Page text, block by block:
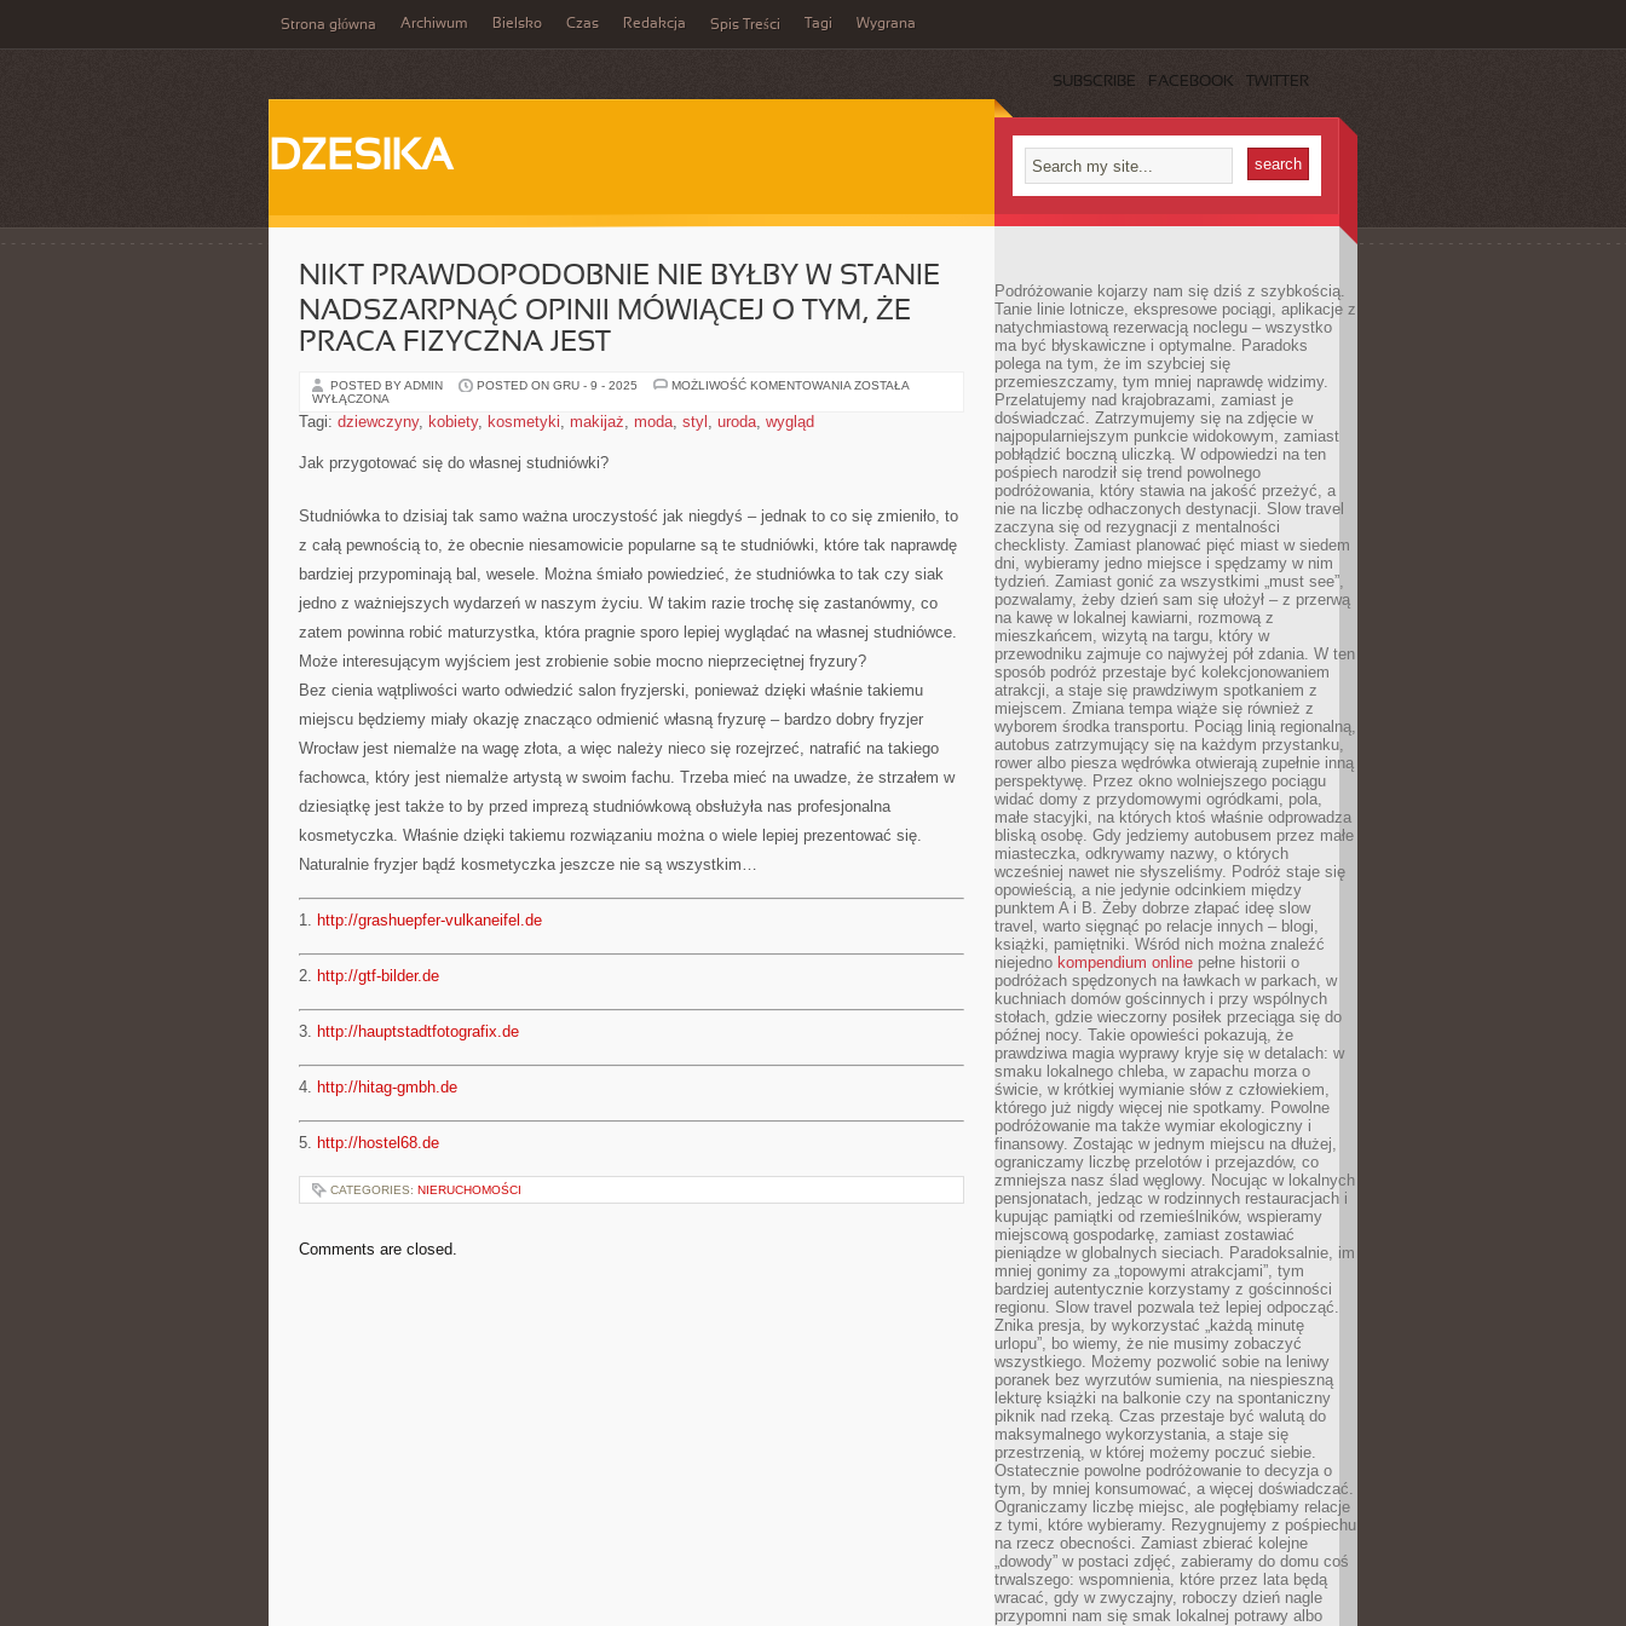
Strona główna Archiwum Bielsko Czas Redakcja Spis Treści Tagi Wygrana
SUBSCRIBE FACEBOOK TWITTER
DZESIKA
NIKT PRAWDOPODOBNIE NIE BYŁBY W STANIE
NADSZARPNĄĆ OPINII MÓWIĄCEJ O TYM, ŻE
PRACA FIZYCZNA JEST
POSTED BY ADMIN POSTED ON GRU - 9 - 2025 MOŻLIWOŚĆ KOMENTOWANIA NIKT
TYM,
PRACA
FIZYCZNA
JEST
ZOSTAŁA
WYŁĄCZONA
Tagi: dziewczyny, kobiety, kosmetyki, makijaż, moda, styl , uroda, wygląd
Jak przygotować się do własnej studniówki?
Studniówka to dzisiaj tak samo ważna uroczystość jak niegdyś – jednak to co się zmieniło, to
z całą pewnością to, że obecnie niesamowicie popularne są te studniówki, które tak naprawdę
bardziej przypominają bal, wesele. Można śmiało powiedzieć, że studniówka to tak czy siak
jedno z ważniejszych wydarzeń w naszym życiu. W takim razie trochę się zastanówmy, co
zatem powinna robić maturzystka, która pragnie sporo lepiej wyglądać na własnej studniówce.
Może interesującym wyjściem jest zrobienie sobie mocno nieprzeciętnej fryzury?
Bez cienia wątpliwości warto odwiedzić salon fryzjerski, ponieważ dzięki właśnie takiemu
miejscu będziemy miały okazję znacząco odmienić własną fryzurę – bardzo dobry fryzjer
Wrocław jest niemalże na wagę złota, a więc należy nieco się rozejrzeć, natrafić na takiego
fachowca, który jest niemalże artystą w swoim fachu. Trzeba mieć na uwadze, że strzałem w
dziesiątkę jest także to by przed imprezą studniówkową obsłużyła nas profesjonalna
kosmetyczka. Właśnie dzięki takiemu rozwiązaniu można o wiele lepiej prezentować się.
Naturalnie fryzjer bądź kosmetyczka jeszcze nie są wszystkim…
1. http://grashuepfer-vulkaneifel.de
2. http://gtf-bilder.de
3. http://hauptstadtfotografix.de
4. http://hitag-gmbh.de
5. http://hostel68.de
CATEGORIES: NIERUCHOMOŚCI
Comments are closed.
Podróżowanie kojarzy nam się dziś z szybkością.
Tanie linie lotnicze, ekspresowe pociągi, aplikacje z
natychmiastową rezerwacją noclegu – wszystko
ma być błyskawiczne i optymalne. Paradoks
polega na tym, że im szybciej się
przemieszczamy, tym mniej naprawdę widzimy.
Przelatujemy nad krajobrazami, zamiast je
doświadczać. Zatrzymujemy się na zdjęcie w
najpopularniejszym punkcie widokowym, zamiast
pobłądzić boczną uliczką. W odpowiedzi na ten
pośpiech narodził się trend powolnego
podróżowania, który stawia na jakość przeżyć, a
nie na liczbę odhaczonych destynacji. Slow travel
zaczyna się od rezygnacji z mentalności
checklisty. Zamiast planować pięć miast w siedem
dni, wybieramy jedno miejsce i spędzamy w nim
tydzień. Zamiast gonić za wszystkimi „must see”,
pozwalamy, żeby dzień sam się ułożył – z przerwą
na kawę w lokalnej kawiarni, rozmową z
mieszkańcem, wizytą na targu, który w
przewodniku zajmuje co najwyżej pół zdania. W ten
sposób podróż przestaje być kolekcjonowaniem
atrakcji, a staje się prawdziwym spotkaniem z
miejscem. Zmiana tempa wiąże się również z
wyborem środka transportu. Pociąg linią regionalną,
autobus zatrzymujący się na każdym przystanku,
rower albo piesza wędrówka otwierają zupełnie inną
perspektywę. Przez okno wolniejszego pociągu
widać domy z przydomowymi ogródkami, pola,
małe stacyjki, na których ktoś właśnie odprowadza
bliską osobę. Gdy jedziemy autobusem przez małe
miasteczka, odkrywamy nazwy, o których
wcześniej nawet nie słyszeliśmy. Podróż staje się
opowieścią, a nie jedynie odcinkiem między
punktem A i B. Żeby dobrze złapać ideę slow
travel, warto sięgnąć po relacje innych – blogi,
książki, pamiętniki. Wśród nich można znaleźć
niejedno kompendium online pełne historii o
podróżach spędzonych na ławkach w parkach, w
kuchniach domów gościnnych i przy wspólnych
stołach, gdzie wieczorny posiłek przeciąga się do
późnej nocy. Takie opowieści pokazują, że
prawdziwa magia wyprawy kryje się w detalach: w
smaku lokalnego chleba, w zapachu morza o
świcie, w krótkiej wymianie słów z człowiekiem,
którego już nigdy więcej nie spotkamy. Powolne
podróżowanie ma także wymiar ekologiczny i
finansowy. Zostając w jednym miejscu na dłużej,
ograniczamy liczbę przelotów i przejazdów, co
zmniejsza nasz ślad węglowy. Nocując w lokalnych
pensjonatach, jedząc w rodzinnych restauracjach i
kupując pamiątki od rzemieślników, wspieramy
miejscową gospodarkę, zamiast zostawiać
pieniądze w globalnych sieciach. Paradoksalnie, im
mniej gonimy za „topowymi atrakcjami”, tym
bardziej autentycznie korzystamy z gościnności
regionu. Slow travel pozwala też lepiej odpocząć.
Znika presja, by wykorzystać „każdą minutę
urlopu”, bo wiemy, że nie musimy zobaczyć
wszystkiego. Możemy pozwolić sobie na leniwy
poranek bez wyrzutów sumienia, na niespieszną
lekturę książki na balkonie czy na spontaniczny
piknik nad rzeką. Czas przestaje być walutą do
maksymalnego wykorzystania, a staje się
przestrzenią, w której możemy poczuć siebie.
Ostatecznie powolne podróżowanie to decyzja o
tym, by mniej konsumować, a więcej doświadczać.
Ograniczamy liczbę miejsc, ale pogłębiamy relacje
z tymi, które wybieramy. Rezygnujemy z pośpiechu
na rzecz obecności. Zamiast zbierać kolejne
„dowody” w postaci zdjęć, zabieramy do domu coś
trwalszego: wspomnienia, które przez lata będą
wracać, gdy w zwyczajny, roboczy dzień nagle
przypomni nam się smak lokalnej potrawy albo